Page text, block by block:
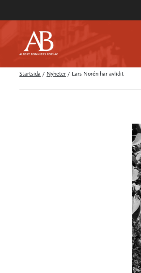
Startsida / Nyheter / Lars Norén har avlidit